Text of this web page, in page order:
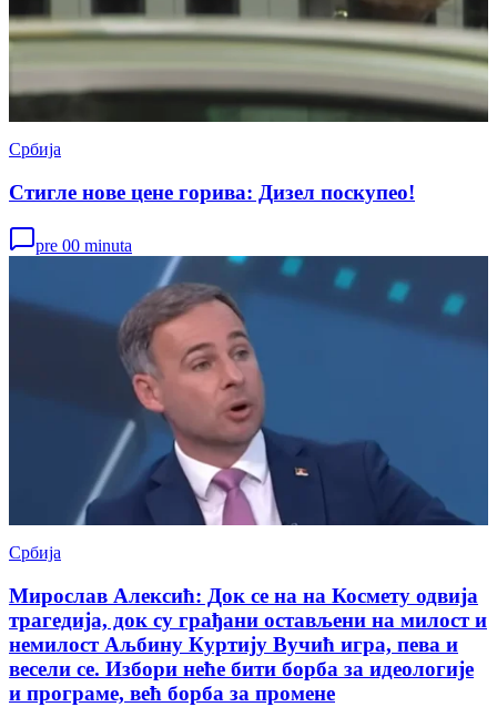
Србија
Стигле нове цене горива: Дизел поскупео!
pre 00 minuta
Србија
Мирослав Алексић: Док се на на Космету одвија
трагедија, док су грађани остављени на милост и
немилост Аљбину Куртију Вучић игра, пева и
весели се. Избори неће бити борба за идеологије
и програме, већ борба за промене